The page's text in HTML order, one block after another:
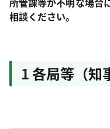
相談ください。
1 各局等（知